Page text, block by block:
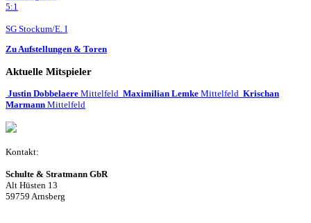
5:1
SG Stockum/E. I
Zu Aufstellungen & Toren
Aktuelle Mitspieler
Justin Dobbelaere Mittelfeld Maximilian Lemke Mittelfeld Krischan
Marmann Mittelfeld
Kontakt:
Schulte & Stratmann GbR
Alt Hüsten 13
59759 Arnsberg